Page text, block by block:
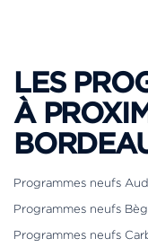
LES
À
Programmes neufs
Programmes neufs
Programmes neufs